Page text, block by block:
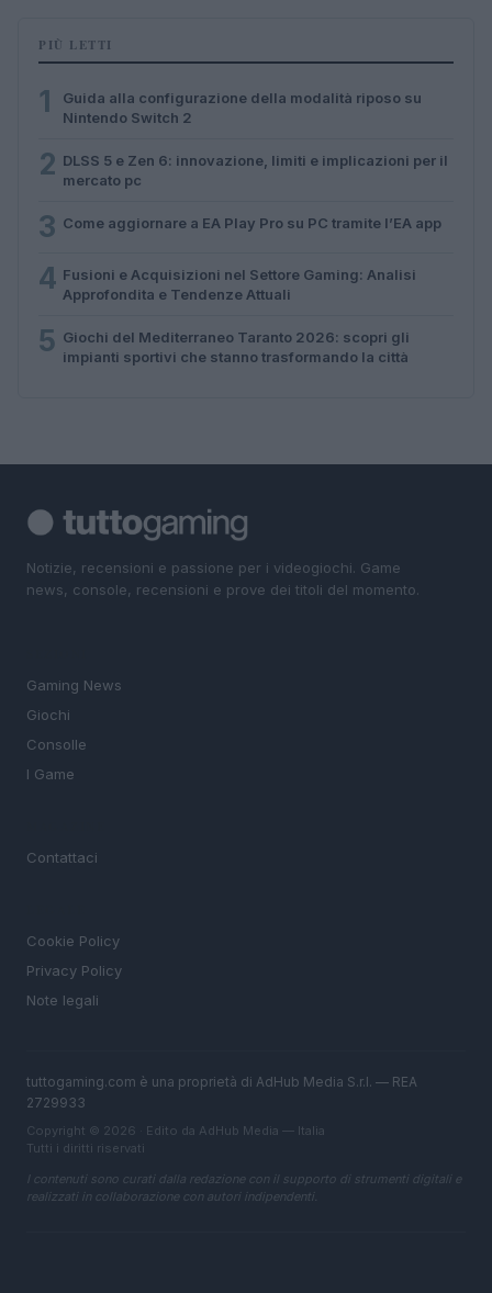
PIÙ LETTI
1
Guida alla configurazione della modalità riposo su
Nintendo Switch 2
2 DLSS 5 e Zen 6: innovazione, limiti e implicazioni per il
mercato pc
3 Come aggiornare a EA Play Pro su PC tramite l’EA app
4 Fusioni e Acquisizioni nel Settore Gaming: Analisi
Approfondita e Tendenze Attuali
5 Giochi del Mediterraneo Taranto 2026: scopri gli
impianti sportivi che stanno trasformando la città
Notizie, recensioni e passione per i videogiochi. Game
news, console, recensioni e prove dei titoli del momento.
Gaming News
Giochi
Consolle
I Game
Contattaci
Cookie Policy
Privacy Policy
Note legali
tuttogaming.com è una proprietà di AdHub Media S.r.l. — REA
2729933
Copyright © 2026 · Edito da AdHub Media — Italia
Tutti i diritti riservati
I contenuti sono curati dalla redazione con il supporto di strumenti digitali e
realizzati in collaborazione con autori indipendenti.